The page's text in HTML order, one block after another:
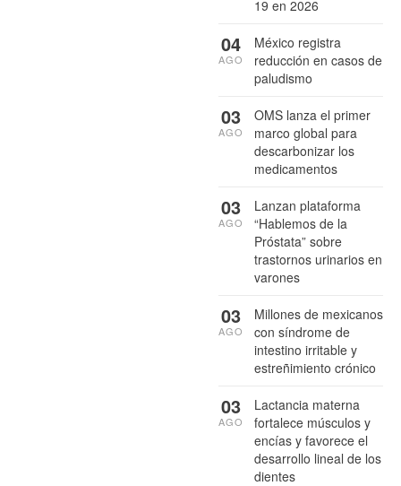
19 en 2026
México registra
reducción en casos de
paludismo
04
AGO
OMS lanza el primer
marco global para
descarbonizar los
medicamentos
03
AGO
Lanzan plataforma
“Hablemos de la
Próstata” sobre
trastornos urinarios en
varones
03
AGO
Millones de mexicanos
con síndrome de
intestino irritable y
estreñimiento crónico
03
AGO
Lactancia materna
fortalece músculos y
encías y favorece el
desarrollo lineal de los
dientes
03
AGO